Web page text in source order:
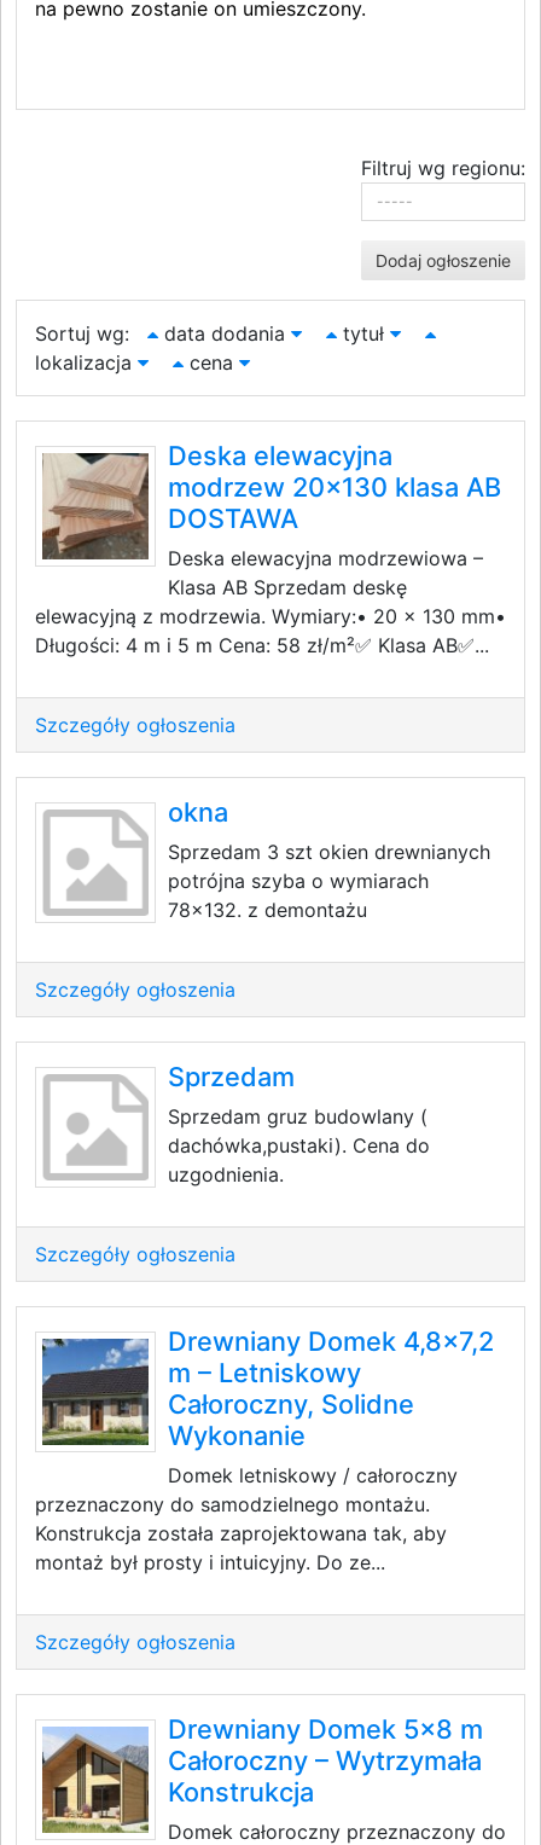
na pewno zostanie on umieszczony.
Filtruj wg regionu:
Dodaj ogłoszenie
Sortuj wg: data dodania
tytuł
lokalizacja
cena
Deska elewacyjna
modrzew 20x130 klasa AB
DOSTAWA
Deska elewacyjna modrzewiowa –
Klasa AB Sprzedam deskę
elewacyjną z modrzewia. Wymiary:• 20 x 130 mm•
Długości: 4 m i 5 m Cena: 58 zł/m²✅ Klasa AB✅...
Szczegóły ogłoszenia
okna
Sprzedam 3 szt okien drewnianych
potrójna szyba o wymiarach
78x132. z demontażu
Szczegóły ogłoszenia
Sprzedam
Sprzedam gruz budowlany (
dachówka,pustaki). Cena do
uzgodnienia.
Szczegóły ogłoszenia
Drewniany Domek 4,8×7,2
m – Letniskowy
Całoroczny, Solidne
Wykonanie
Domek letniskowy / całoroczny
przeznaczony do samodzielnego montażu.
Konstrukcja została zaprojektowana tak, aby
montaż był prosty i intuicyjny. Do ze...
Szczegóły ogłoszenia
Drewniany Domek 5×8 m
Całoroczny – Wytrzymała
Konstrukcja
Domek całoroczny przeznaczony do